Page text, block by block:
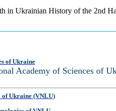
in Ukrainian History of the 2nd
of Ukraine
Academy of Sciences of
Ukraine (VNLU)